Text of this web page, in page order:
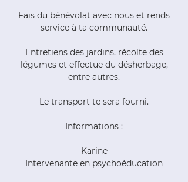
Fais du bénévolat avec nous et rends
service à ta communauté.
Entretiens des jardins, récolte des
légumes et effectue du désherbage,
entre autres.
Le transport te sera fourni.
Informations :
Karine
Intervenante en psychoéducation